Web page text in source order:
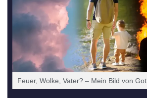
Feu­er, Wol­ke, Vater? – Mein Bild von